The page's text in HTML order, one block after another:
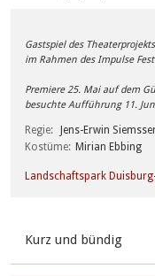
Gastspiel des
im Rahmen des Impulse
Premiere 25. Mai auf dem
besuchte Aufführung 11.
Regie
Jens-Erwin
Kostüme Mirian Ebbing
Landschaftspark
Kurz und bündig